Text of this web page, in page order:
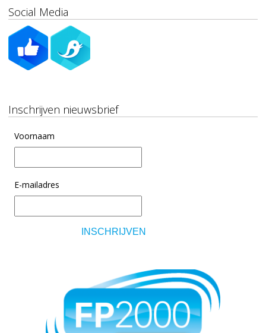
Social Media
Inschrijven nieuwsbrief
Voornaam
E-mailadres